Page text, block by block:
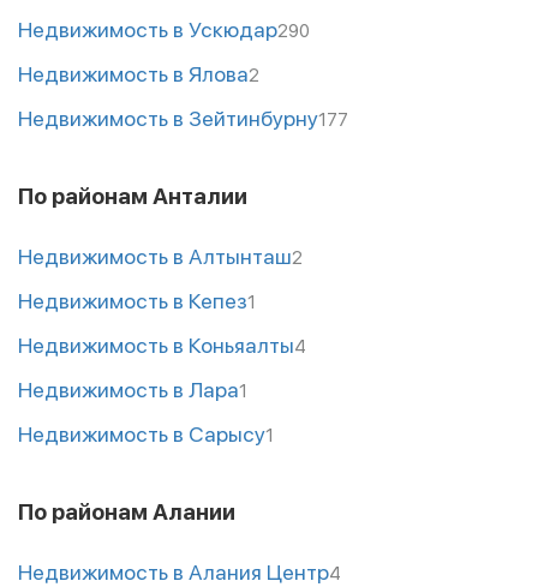
Недвижимость в Ускюдар290
Недвижимость в Ялова2
Недвижимость в Зейтинбурну177
По районам Анталии
Недвижимость в Алтынташ2
Недвижимость в Кепез1
Недвижимость в Коньяалты4
Недвижимость в Лара1
Недвижимость в Сарысу1
По районам Алании
Недвижимость в Алания Центр4